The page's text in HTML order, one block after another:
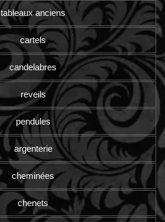
tableaux anciens
cartels
candelabres
reveils
pendules
argenterie
cheminées
chenets